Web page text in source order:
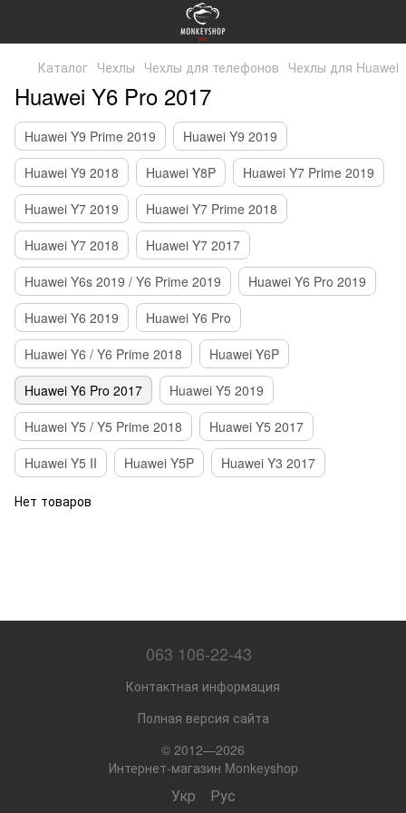
Каталог Чехлы Чехлы для телефонов Чехлы для Huawei
Huawei Y6 Pro 2017
Huawei Y9 Prime 2019
Huawei Y9 2019
Huawei Y9 2018
Huawei Y8P
Huawei Y7 Prime 2019
Huawei Y7 2019
Huawei Y7 Prime 2018
Huawei Y7 2018
Huawei Y7 2017
Huawei Y6s 2019 / Y6 Prime 2019
Huawei Y6 Pro 2019
Huawei Y6 2019
Huawei Y6 Pro
Huawei Y6 / Y6 Prime 2018
Huawei Y6P
Huawei Y6 Pro 2017
Huawei Y5 2019
Huawei Y5 / Y5 Prime 2018
Huawei Y5 2017
Huawei Y5 II
Huawei Y5P Huawei Y3 2017
Нет товаров
063 106-22-43
Контактная информация
Полная версия сайта
© 2012—2026
Интернет-магазин Monkeyshop
Укр Рус